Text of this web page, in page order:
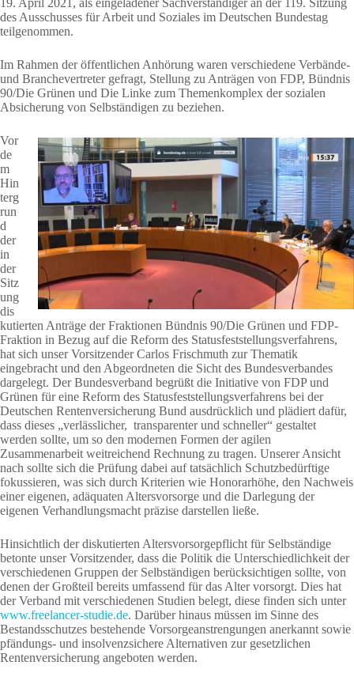
19. April 2021, als eingeladener Sachverständiger an der 119. Sitzung
des Ausschusses für Arbeit und Soziales im Deutschen Bundestag
teilgenommen.
Im Rahmen der öffentlichen Anhörung waren verschiedene Verbände-
und Branchevertreter gefragt, Stellung zu Anträgen von FDP, Bündnis
90/Die Grünen und Die Linke zum Themenkomplex der sozialen
Absicherung von Selbständigen zu beziehen.
Vor
de
m
Hin
terg
run
d
der
in
der
Sitz
ung
dis
kutierten Anträge der Fraktionen Bündnis 90/Die Grünen und FDP-
Fraktion in Bezug auf die Reform des Statusfeststellungsverfahrens,
hat sich unser Vorsitzender Carlos Frischmuth zur Thematik
eingebracht und den Abgeordneten die Sicht des Bundesverbandes
dargelegt. Der Bundesverband begrüßt die Initiative von FDP und
Grünen für eine Reform des Statusfeststellungsverfahrens bei der
Deutschen Rentenversicherung Bund ausdrücklich und plädiert dafür,
dass dieses „verlässlicher, transparenter und schneller“ gestaltet
werden sollte, um so den modernen Formen der agilen
Zusammenarbeit weitreichend Rechnung zu tragen. Unserer Ansicht
nach sollte sich die Prüfung dabei auf tatsächlich Schutzbedürftige
fokussieren, was sich durch Kriterien wie Honorarhöhe, den Nachweis
einer eigenen, adäquaten Altersvorsorge und die Darlegung der
eigenen Verhandlungsmacht präzise darstellen ließe.
Hinsichtlich der diskutierten Altersvorsorgepflicht für Selbständige
betonte unser Vorsitzender, dass die Politik die Unterschiedlichkeit der
verschiedenen Gruppen der Selbständigen berücksichtigen sollte, von
denen der Großteil bereits umfassend für das Alter vorsorgt. Dies hat
der Verband mit verschiedenen Studien belegt, diese finden sich unter
www.freelancer-studie.de. Darüber hinaus müssen im Sinne des
Bestandsschutzes bestehende Vorsorgeanstrengungen anerkannt sowie
pfändungs- und insolvenzsichere Alternativen zur gesetzlichen
Rentenversicherung angeboten werden.